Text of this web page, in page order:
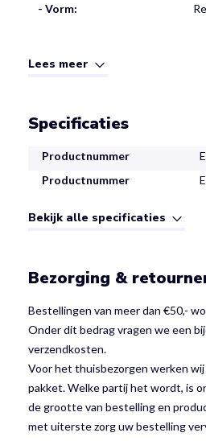
- Vorm:
Lees meer
Specificaties
Productnummer
Productnummer
Bekijk alle specificaties
Bezorging &
Bestellingen van meer dan €50,-
Onder dit bedrag vragen we een
verzendkosten.
Voor het thuisbezorgen werken wij
pakket. Welke partij het wordt, is
de grootte van bestelling en
met uiterste zorg uw bestelling